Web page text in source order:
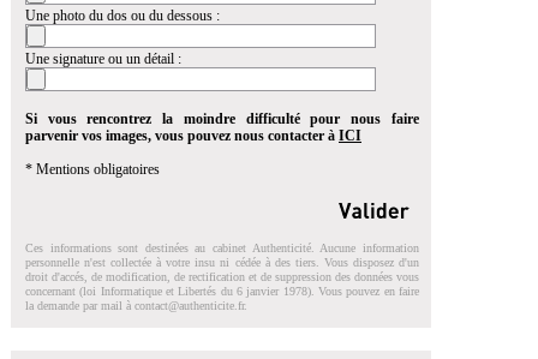
Une photo du dos ou du dessous :
Une signature ou un détail :
Si vous rencontrez la moindre difficulté pour nous faire
parvenir vos images, vous pouvez nous contacter à ICI
* Mentions obligatoires
Ces informations sont destinées au cabinet Authenticité. Aucune information
personnelle n'est collectée à votre insu ni cédée à des tiers. Vous disposez d'un
droit d'accés, de modification, de rectification et de suppression des données vous
concernant (loi Informatique et Libertés du 6 janvier 1978). Vous pouvez en faire
la demande par mail à contact@authenticite.fr.